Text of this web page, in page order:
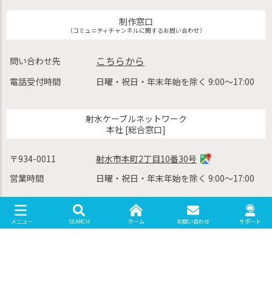
メニュー SEARCH ホーム お問い合わせ サポート
制作窓口
（コミュニティチャンネルに関するお問い合わせ）
問い合わせ先 こちらから
電話受付時間 日曜・祝日・年末年始を除く 9:00〜17:00
射水ケーブルネットワーク
本社 [総合窓口]
〒934-0011
射水市本町2丁目10番30号
営業時間
日曜・祝日・年末年始を除く 9:00〜17:00
射水ケーブルネットワーク
小杉サポートセンター [営業窓口]